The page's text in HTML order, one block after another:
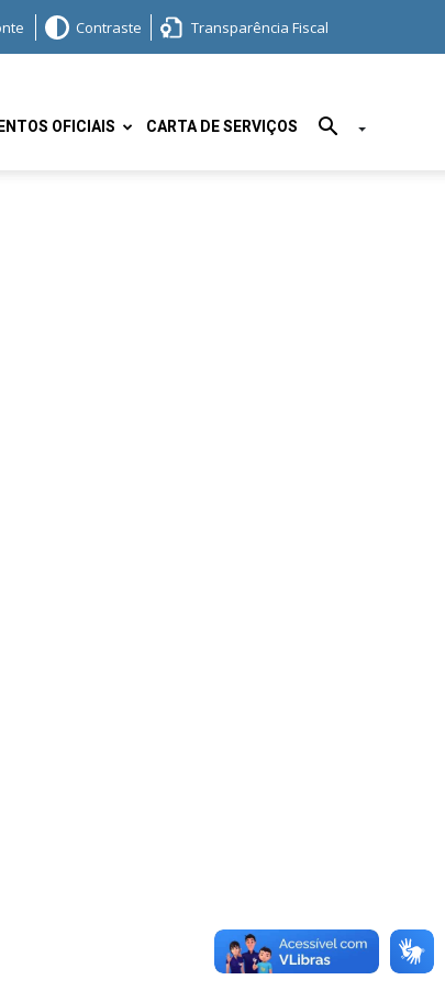
Contraste Transparência Fiscal
OFICIAIS CARTA DE SERVIÇOS